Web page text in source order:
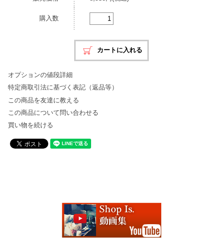
購入数
オプションの値段詳細
特定商取引法に基づく表記（返品等）
この商品を友達に教える
この商品について問い合わせる
買い物を続ける